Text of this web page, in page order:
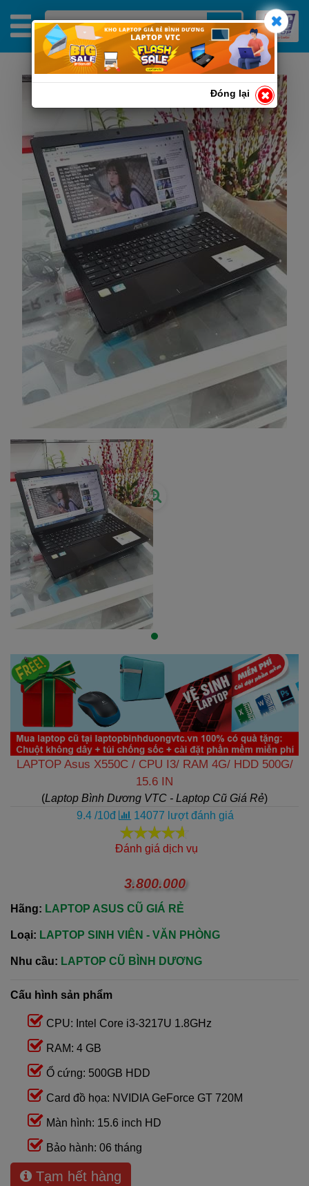
LAPTOP Asus X550C / CPU I3/ RAM 4G/ HDD 500G/
15.6 IN
(Laptop Bình Dương VTC - Laptop Cũ Giá Rẻ)
9.4/10đ 14077 lượt đánh giá
Đánh giá dịch vụ
3.800.000
Hãng: LAPTOP ASUS CŨ GIÁ RẺ
Loại: LAPTOP SINH VIÊN - VĂN PHÒNG
Nhu cầu: LAPTOP CŨ BÌNH DƯƠNG
Cấu hình sản phẩm
CPU: Intel Core i3-3217U 1.8GHz
RAM: 4 GB
Ổ cứng: 500GB HDD
Card đồ họa: NVIDIA GeForce GT 720M
Màn hình: 15.6 inch HD
Bảo hành: 06 tháng
Tạm hết hàng
Đóng lại